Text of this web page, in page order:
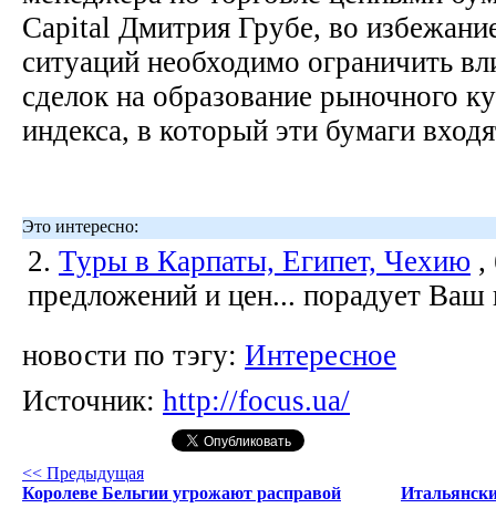
Capital Дмитрия Грубе, во
ситуаций необходимо ограничить
сделок на образование рыночного
индекса, в который эти бумаги
Это интересно:
2. Туры в Карпаты, Египет, Чехию ,
предложений и цен... порадует Ваш
новости по тэгу: Интересное
Источник: http://focus.ua/
<< Предыдущая
Королеве Бельгии угрожают расправой